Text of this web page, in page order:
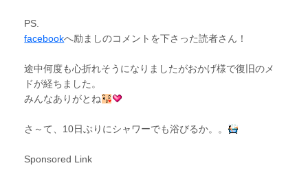
PS.
facebookへ励ましのコメントを下さった読者さん！
途中何度も心折れそうになりましたがおかげ様で復旧のメ
ドが経ちました。
みんなありがとね
さ～て、10日ぶりにシャワーでも浴びるか。。
Sponsored Link